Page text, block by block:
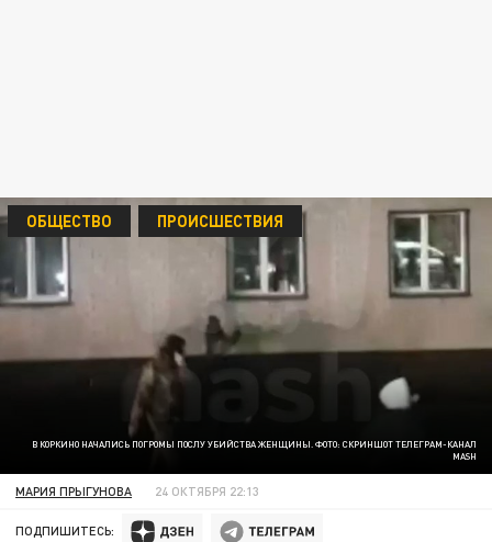
В КОРКИНО НАЧАЛИСЬ ПОГРОМЫ ПОСЛУ УБИЙСТВА ЖЕНЩИНЫ. ФОТО: СКРИНШОТ ТЕЛЕГРАМ-КАНАЛ
MASH
ОБЩЕСТВО ПРОИСШЕСТВИЯ
МАРИЯ ПРЫГУНОВА 24 ОКТЯБРЯ 22:13
ПОДПИШИТЕСЬ: